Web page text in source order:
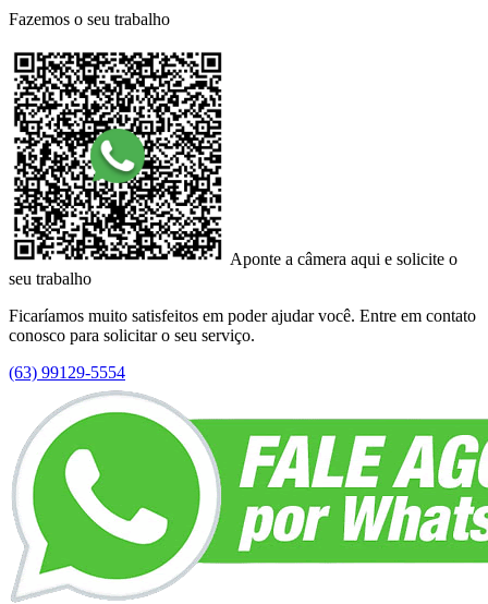
Fazemos o seu trabalho
Aponte a câmera aqui e solicite o
seu trabalho
Ficaríamos muito satisfeitos em poder ajudar você. Entre em contato
conosco para solicitar o seu serviço.
(63) 99129-5554